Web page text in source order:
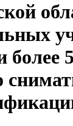
более